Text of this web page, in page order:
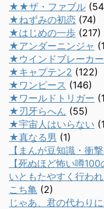
★★ザ・ファブル
★ねずみの初恋 (74)
★はじめの一歩 (217)
★アンダーニンジャ
★ウインドブレーカー
★キャプテン2 (122)
★ワンピース (146)
★ワールドトリガー
★刃牙らへん (55)
★宇宙人はいらない
★真なる男 (1)
【まんが豆知識・衝撃
【死ぬほど怖い噂100
いともたやすく行わ
こち亀 (2)
じゃあ、君の代わり